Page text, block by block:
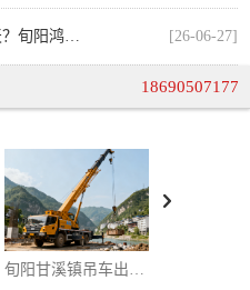
[26-06-27]
18690507177
旬阳甘溪镇吊车出租：为城乡建设注入强劲动力